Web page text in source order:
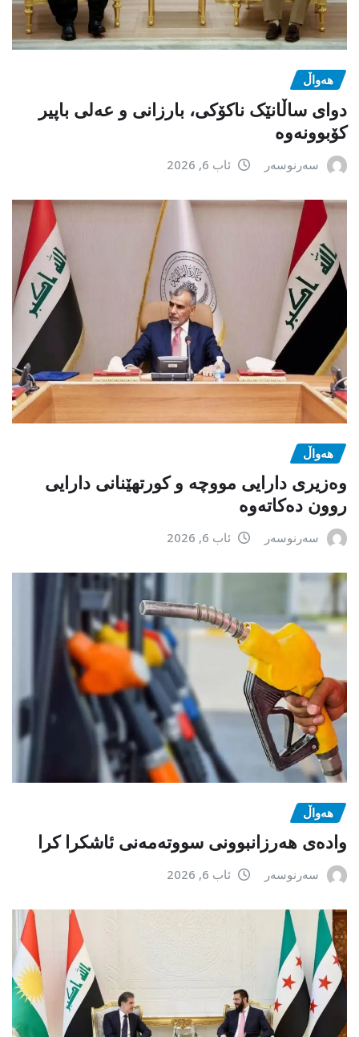
هەواڵ
دوای ساڵانێک ناکۆکی، بارزانی و عەلی باپیر
کۆبوونەوە
سەرنوسەر ئاب 6, 2026
هەواڵ
وەزیری دارایی مووچە و کورتهێنانی دارایی
روون دەکاتەوە
سەرنوسەر ئاب 6, 2026
هەواڵ
وادەی هەرزانبوونی سووتەمەنی ئاشکرا کرا
سەرنوسەر ئاب 6, 2026